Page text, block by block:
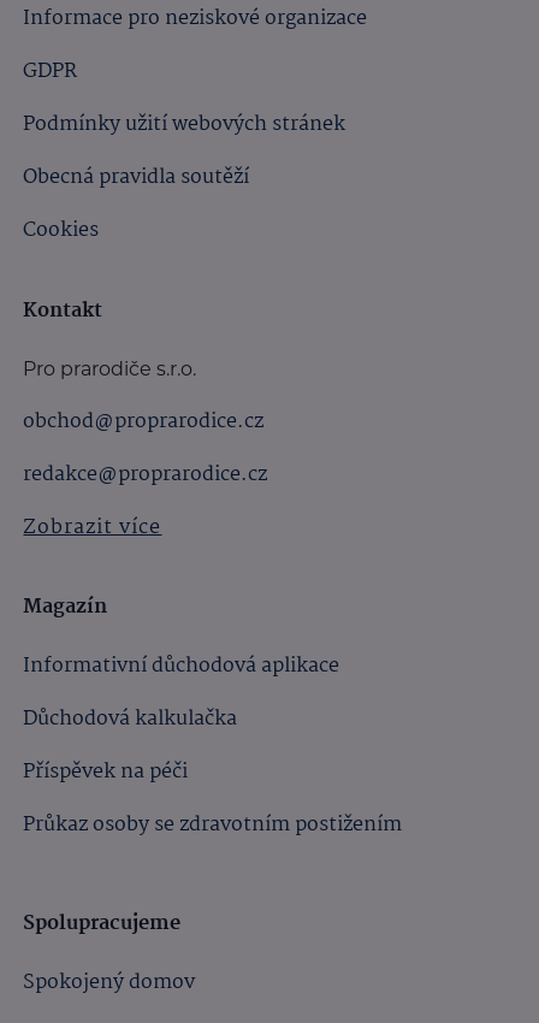
Informace pro neziskové organizace
GDPR
Podmínky užití webových stránek
Obecná pravidla soutěží
Cookies
Kontakt
Pro prarodiče s.r.o.
obchod@proprarodice.cz
redakce@proprarodice.cz
Zobrazit více
Magazín
Informativní důchodová aplikace
Důchodová kalkulačka
Příspěvek na péči
Průkaz osoby se zdravotním postižením
Spolupracujeme
Spokojený domov